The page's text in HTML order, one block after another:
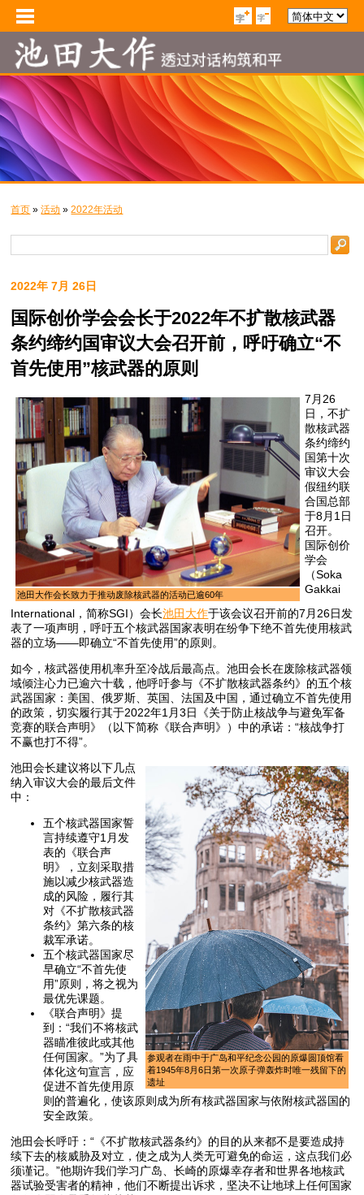
首页 »活动 »2022年活动
2022年 7月 26日
国际创价学会会长于2022年不扩散核武器
条约缔约国审议大会召开前，呼吁确立“不
首先使用”核武器的原则
池田大作会长致力于推动废除核武器的活动已逾60年
7月26
日，不扩
散核武器
条约缔约
国第十次
审议大会
假纽约联
合国总部
于8月1日
召开。
国际创价
学会
（Soka
Gakkai
International，简称SGI）会长池田大作于该会议召开前的7月26日发
表了一项声明，呼吁五个核武器国家表明在纷争下绝不首先使用核武
器的立场——即确立“不首先使用”的原则。
如今，核武器使用机率升至冷战后最高点。池田会长在废除核武器领
域倾注心力已逾六十载，他呼吁参与《不扩散核武器条约》的五个核
武器国家：美国、俄罗斯、英国、法国及中国，通过确立不首先使用
的政策，切实履行其于2022年1月3日《关于防止核战争与避免军备
竞赛的联合声明》（以下简称《联合声明》）中的承诺：“核战争打
不赢也打不得”。
参观者在雨中于广岛和平纪念公园的原爆圆顶馆看
着1945年8月6日第一次原子弹轰炸时唯一残留下的
遗址
池田会长建议将以下几点
纳入审议大会的最后文件
中：
五个核武器国家誓
言持续遵守1月发
表的《联合声
明》，立刻采取措
施以减少核武器造
成的风险，履行其
对《不扩散核武器
条约》第六条的核
裁军承诺。
五个核武器国家尽
早确立“不首先使
用”原则，将之视为
最优先课题。
《联合声明》提
到：“我们不将核武
器瞄准彼此或其他
任何国家。”为了具
体化这句宣言，应
促进不首先使用原
则的普遍化，使该原则成为所有核武器国家与依附核武器国的
安全政策。
池田会长呼吁：“《不扩散核武器条约》的目的从来都不是要造成持
续下去的核威胁及对立，使之成为人类无可避免的命运，这点我们必
须谨记。”他期许我们学习广岛、长崎的原爆幸存者和世界各地核武
器试验受害者的精神，他们不断提出诉求，坚决不让地球上任何国家